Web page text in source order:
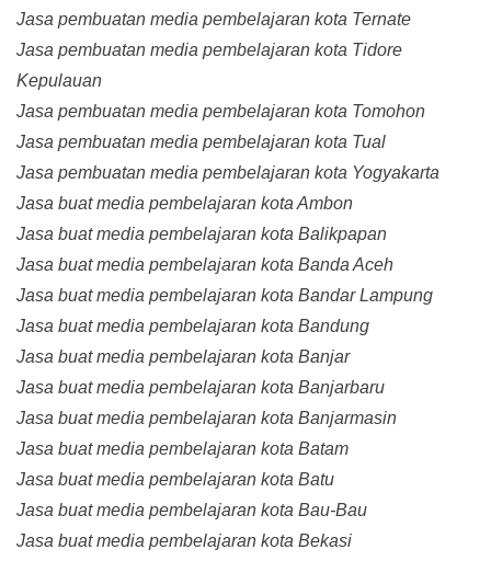
Jasa pembuatan media pembelajaran kota Ternate
Jasa pembuatan media pembelajaran kota Tidore
Kepulauan
Jasa pembuatan media pembelajaran kota Tomohon
Jasa pembuatan media pembelajaran kota Tual
Jasa pembuatan media pembelajaran kota Yogyakarta
Jasa buat media pembelajaran kota Ambon
Jasa buat media pembelajaran kota Balikpapan
Jasa buat media pembelajaran kota Banda Aceh
Jasa buat media pembelajaran kota Bandar Lampung
Jasa buat media pembelajaran kota Bandung
Jasa buat media pembelajaran kota Banjar
Jasa buat media pembelajaran kota Banjarbaru
Jasa buat media pembelajaran kota Banjarmasin
Jasa buat media pembelajaran kota Batam
Jasa buat media pembelajaran kota Batu
Jasa buat media pembelajaran kota Bau-Bau
Jasa buat media pembelajaran kota Bekasi